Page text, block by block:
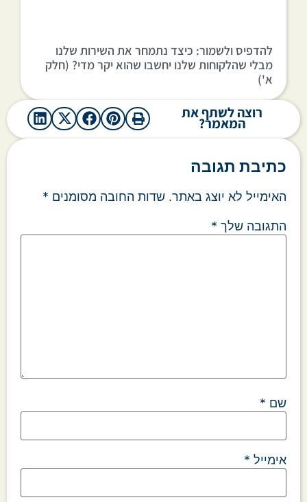
להדפיס ולשמור: כיצד נתמחר את השירות שלנו
מבלי שהלקוחות שלנו יחשבו שהוא יקר מדי? (חלק
א')
רוצה לשתף את
המאמר?
כתיבת תגובה
האימייל לא יוצג באתר. שדות החובה מסומנים *
התגובה שלך *
שם *
אימייל *